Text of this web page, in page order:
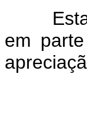
Estas,
em